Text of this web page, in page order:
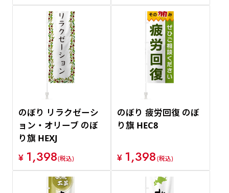
のぼり リラクゼーシ
ョン・オリーブ のぼ
り旗 HEXJ
¥ 1,398(税込)
のぼり 疲労回復 のぼ
り旗 HEC8
¥ 1,398(税込)